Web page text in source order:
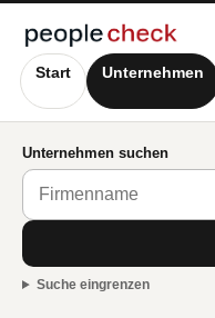
Start Unternehmen
Unternehmen suchen
Suche eingrenzen